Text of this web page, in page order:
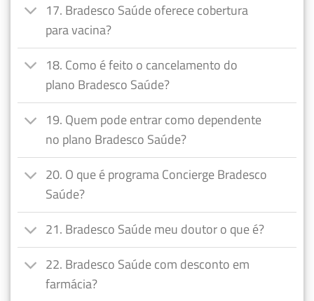
17. Bradesco Saúde oferece cobertura
para vacina?
18. Como é feito o cancelamento do
plano Bradesco Saúde?
19. Quem pode entrar como dependente
no plano Bradesco Saúde?
20. O que é programa Concierge Bradesco
Saúde?
21. Bradesco Saúde meu doutor o que é?
22. Bradesco Saúde com desconto em
farmácia?